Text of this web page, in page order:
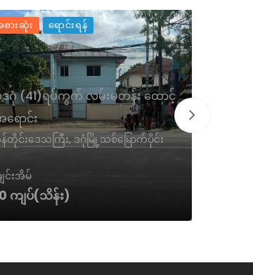
ရေပန်းအစားဆုံး ရောင်းရန်
မြောက်ဒဂုံ (၃၀)ရပ်ကွက် လုံးချင်းတိုက်အိမ်
အရောင်း
ရန်ကုန်တိုင်းဒေသကြီး, ဒဂုံမြို့သစ်မြောက်ပိုင်း
17000 ကျပ်(သိန်း)